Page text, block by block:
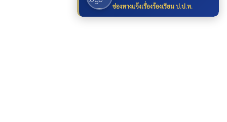
ช่องทางแจ้งเรื่องร้องเรียน ป.ป.ท.